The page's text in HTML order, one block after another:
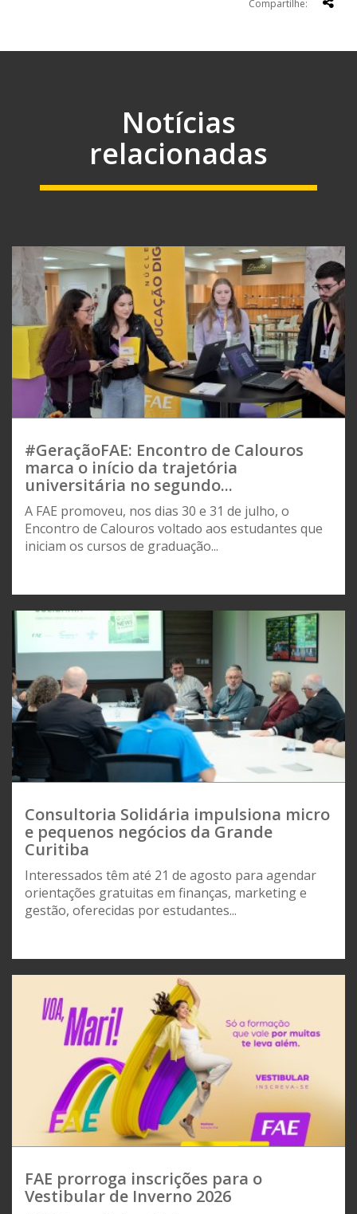
Compartilhe:
Notícias
relacionadas
#GeraçãoFAE: Encontro de Calouros
marca o início da trajetória
universitária no segundo...
A FAE promoveu, nos dias 30 e 31 de julho, o
Encontro de Calouros voltado aos estudantes que
iniciam os cursos de graduação...
Consultoria Solidária impulsiona micro
e pequenos negócios da Grande
Curitiba
Interessados têm até 21 de agosto para agendar
orientações gratuitas em finanças, marketing e
gestão, oferecidas por estudantes...
FAE prorroga inscrições para o
Vestibular de Inverno 2026